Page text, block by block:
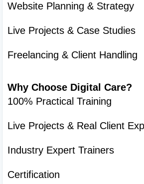
Website Planning & Strategy
Live Projects & Case Studies
Freelancing & Client Handling
Why Choose Digital Care?
100% Practical Training
Live Projects & Real Client
Industry Expert Trainers
Certification